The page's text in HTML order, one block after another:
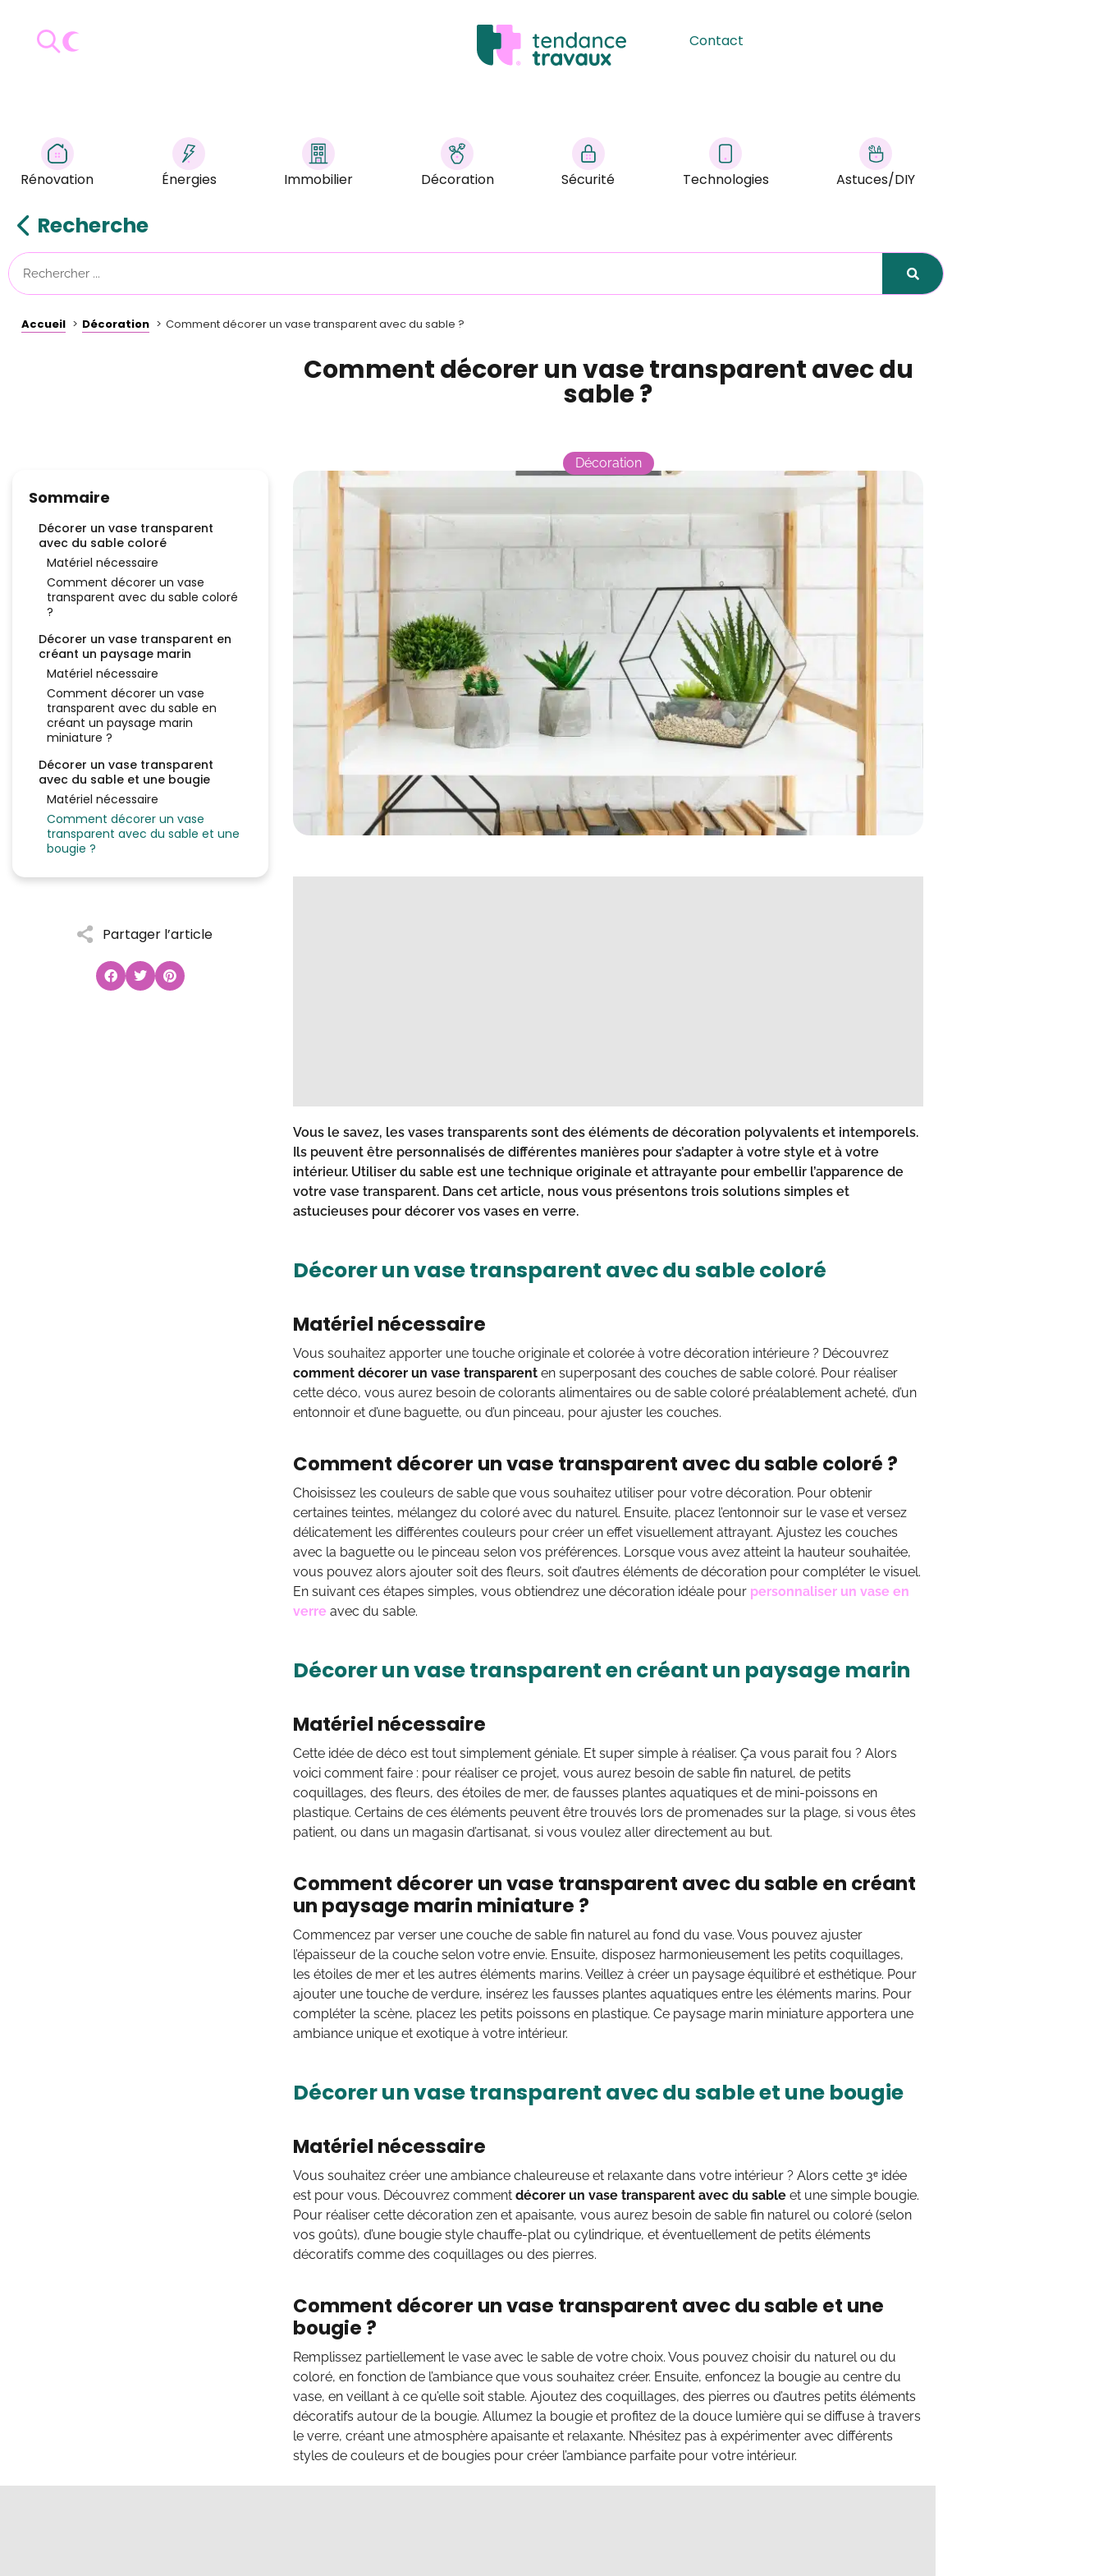
Contact
Rénovation Énergies Immobilier Décoration Sécurité Technologies Astuces/DIY
Recherche
Accueil Décoration Comment décorer un vase transparent avec du sable ?
Sommaire
Décorer un vase transparent
avec du sable coloré
Matériel nécessaire
Comment décorer un vase
transparent avec du sable coloré
?
Décorer un vase transparent en
créant un paysage marin
Matériel nécessaire
Comment décorer un vase
transparent avec du sable en
créant un paysage marin
miniature ?
Décorer un vase transparent
avec du sable et une bougie
Matériel nécessaire
Comment décorer un vase
transparent avec du sable et une
bougie ?
Partager l’article
Comment décorer un vase transparent avec du
sable ?
Décoration
Vous le savez, les vases transparents sont des éléments de décoration polyvalents et intemporels.
Ils peuvent être personnalisés de différentes manières pour s’adapter à votre style et à votre
intérieur. Utiliser du sable est une technique originale et attrayante pour embellir l’apparence de
votre vase transparent. Dans cet article, nous vous présentons trois solutions simples et
astucieuses pour décorer vos vases en verre.
Décorer un vase transparent avec du sable coloré
Matériel nécessaire
Vous souhaitez apporter une touche originale et colorée à votre décoration intérieure ? Découvrez
comment décorer un vase transparent en superposant des couches de sable coloré. Pour réaliser
cette déco, vous aurez besoin de colorants alimentaires ou de sable coloré préalablement acheté, d’un
entonnoir et d’une baguette, ou d’un pinceau, pour ajuster les couches.
Comment décorer un vase transparent avec du sable coloré ?
Choisissez les couleurs de sable que vous souhaitez utiliser pour votre décoration. Pour obtenir
certaines teintes, mélangez du coloré avec du naturel. Ensuite, placez l’entonnoir sur le vase et versez
délicatement les différentes couleurs pour créer un effet visuellement attrayant. Ajustez les couches
avec la baguette ou le pinceau selon vos préférences. Lorsque vous avez atteint la hauteur souhaitée,
vous pouvez alors ajouter soit des fleurs, soit d’autres éléments de décoration pour compléter le visuel.
En suivant ces étapes simples, vous obtiendrez une décoration idéale pour personnaliser un vase en
verre avec du sable.
Décorer un vase transparent en créant un paysage marin
Matériel nécessaire
Cette idée de déco est tout simplement géniale. Et super simple à réaliser. Ça vous parait fou ? Alors
voici comment faire : pour réaliser ce projet, vous aurez besoin de sable fin naturel, de petits
coquillages, des fleurs, des étoiles de mer, de fausses plantes aquatiques et de mini-poissons en
plastique. Certains de ces éléments peuvent être trouvés lors de promenades sur la plage, si vous êtes
patient, ou dans un magasin d’artisanat, si vous voulez aller directement au but.
Comment décorer un vase transparent avec du sable en créant
un paysage marin miniature ?
Commencez par verser une couche de sable fin naturel au fond du vase. Vous pouvez ajuster
l’épaisseur de la couche selon votre envie. Ensuite, disposez harmonieusement les petits coquillages,
les étoiles de mer et les autres éléments marins. Veillez à créer un paysage équilibré et esthétique. Pour
ajouter une touche de verdure, insérez les fausses plantes aquatiques entre les éléments marins. Pour
compléter la scène, placez les petits poissons en plastique. Ce paysage marin miniature apportera une
ambiance unique et exotique à votre intérieur.
Décorer un vase transparent avec du sable et une bougie
Matériel nécessaire
Vous souhaitez créer une ambiance chaleureuse et relaxante dans votre intérieur ? Alors cette 3ᵉ idée
est pour vous. Découvrez comment décorer un vase transparent avec du sable et une simple bougie.
Pour réaliser cette décoration zen et apaisante, vous aurez besoin de sable fin naturel ou coloré (selon
vos goûts), d’une bougie style chauffe-plat ou cylindrique, et éventuellement de petits éléments
décoratifs comme des coquillages ou des pierres.
Comment décorer un vase transparent avec du sable et une
bougie ?
Remplissez partiellement le vase avec le sable de votre choix. Vous pouvez choisir du naturel ou du
coloré, en fonction de l’ambiance que vous souhaitez créer. Ensuite, enfoncez la bougie au centre du
vase, en veillant à ce qu’elle soit stable. Ajoutez des coquillages, des pierres ou d’autres petits éléments
décoratifs autour de la bougie. Allumez la bougie et profitez de la douce lumière qui se diffuse à travers
le verre, créant une atmosphère apaisante et relaxante. N’hésitez pas à expérimenter avec différents
styles de couleurs et de bougies pour créer l’ambiance parfaite pour votre intérieur.